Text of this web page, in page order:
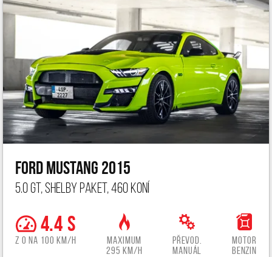
Ford Mustang 2015
5.0 GT, Shelby paket, 460 koní
4.4 s
z 0 na 100 km/h
Maximum
295 km/h
Převod.
manuál
Motor
benzin